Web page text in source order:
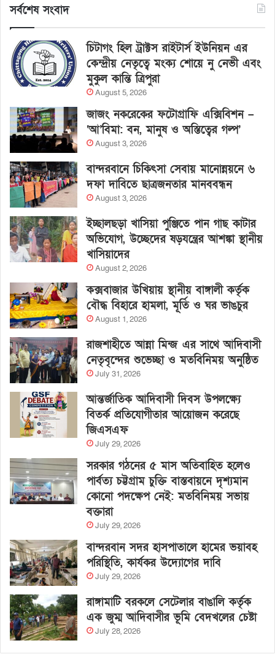
সর্বশেষ সংবাদ
চিটাগং হিল ট্রাক্টস রাইটার্স ইউনিয়ন এর
কেন্দ্রীয় নেতৃত্বে মংক্য শোয়ে নু নেভী এবং
মুকুল কান্তি ত্রিপুরা
August 5, 2026
জাজং নকরেকের ফটোগ্রাফি এক্সিবিশন –
‘আ’বিমা: বন, মানুষ ও অস্তিত্বের গল্প’
August 3, 2026
বান্দরবানে চিকিৎসা সেবায় মানোন্নয়নে ৬
দফা দাবিতে ছাত্রজনতার মানববন্ধন
August 3, 2026
ইচ্ছালছড়া খাসিয়া পুঞ্জিতে পান গাছ কাটার
অভিযোগ, উচ্ছেদের ষড়যন্ত্রের আশঙ্কা স্থানীয়
খাসিয়াদের
August 2, 2026
কক্সবাজার উখিয়ায় স্থানীয় বাঙ্গালী কর্তৃক
বৌদ্ধ বিহারে হামলা, মূর্তি ও ঘর ভাঙচুর
August 1, 2026
রাজশাহীতে আন্না মিন্জ এর সাথে আদিবাসী
নেতৃবৃন্দের শুভেচ্ছা ও মতবিনিময় অনুষ্ঠিত
July 31, 2026
আন্তর্জাতিক আদিবাসী দিবস উপলক্ষ্যে
বিতর্ক প্রতিযোগীতার আয়োজন করেছে
জিএসএফ
July 29, 2026
সরকার গঠনের ৫ মাস অতিবাহিত হলেও
পার্বত্য চট্টগ্রাম চুক্তি বাস্তবায়নে দৃশ্যমান
কোনো পদক্ষেপ নেই: মতবিনিময় সভায়
বক্তারা
July 29, 2026
বান্দরবান সদর হাসপাতালে হামের ভয়াবহ
পরিস্থিতি, কার্যকর উদ্যোগের দাবি
July 29, 2026
রাঙ্গামাটি বরকলে সেটেলার বাঙালি কর্তৃক
এক জুম্ম আদিবাসীর ভূমি বেদখলের চেষ্টা
July 28, 2026